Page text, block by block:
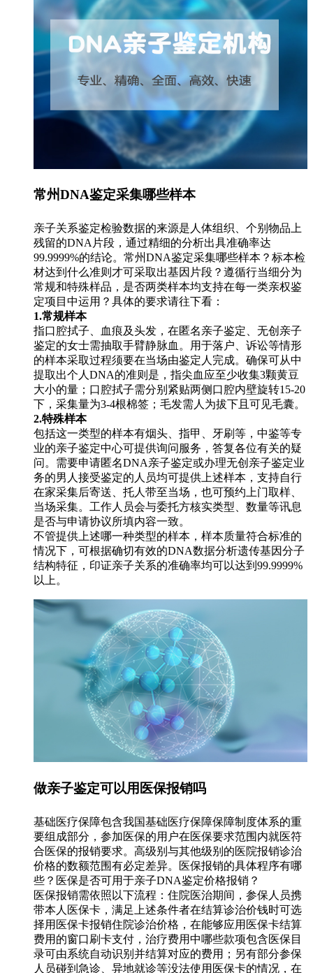
常州DNA鉴定采集哪些样本
亲子关系鉴定检验数据的来源是人体组织、个别物品上
残留的DNA片段，通过精细的分析出具准确率达
99.9999%的结论。常州DNA鉴定采集哪些样本？标本检
材达到什么准则才可采取出基因片段？遵循行当细分为
常规和特殊样品，是否两类样本均支持在每一类亲权鉴
定项目中运用？具体的要求请往下看：
1.常规样本
指口腔拭子、血痕及头发，在匿名亲子鉴定、无创亲子
鉴定的女士需抽取手臂静脉血。用于落户、诉讼等情形
的样本采取过程须要在当场由鉴定人完成。确保可从中
提取出个人DNA的准则是，指尖血应至少收集3颗黄豆
大小的量；口腔拭子需分别紧贴两侧口腔内壁旋转15-20
下，采集量为3-4根棉签；毛发需人为拔下且可见毛囊。
2.特殊样本
包括这一类型的样本有烟头、指甲、牙刷等，中鉴等专
业的亲子鉴定中心可提供询问服务，答复各位有关的疑
问。需要申请匿名DNA亲子鉴定或办理无创亲子鉴定业
务的男人接受鉴定的人员均可提供上述样本，支持自行
在家采集后寄送、托人带至当场，也可预约上门取样、
当场采集。工作人员会与委托方核实类型、数量等讯息
是否与申请协议所填内容一致。
不管提供上述哪一种类型的样本，样本质量符合标准的
情况下，可根据确切有效的DNA数据分析遗传基因分子
结构特征，印证亲子关系的准确率均可以达到99.9999%
以上。
做亲子鉴定可以用医保报销吗
基础医疗保障包含我国基础医疗保障保障制度体系的重
要组成部分，参加医保的用户在医保要求范围内就医符
合医保的报销要求。高级别与其他级别的医院报销诊治
价格的数额范围有必定差异。医保报销的具体程序有哪
些？医保是否可用于亲子DNA鉴定价格报销？
医保报销需依照以下流程：住院医治期间，参保人员携
带本人医保卡，满足上述条件者在结算诊治价钱时可选
择用医保卡报销住院诊治价格，在能够应用医保卡结算
费用的窗口刷卡支付，治疗费用中哪些款项包含医保目
录可由系统自动识别并结算对应的费用；另有部分参保
人员碰到急诊、异地就诊等没法使用医保卡的情况，在